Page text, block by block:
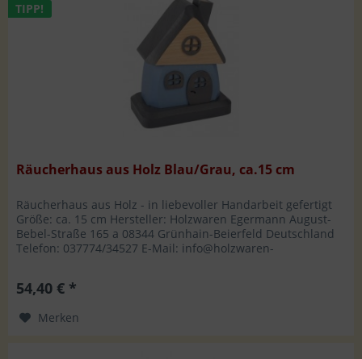
TIPP!
Räucherhaus aus Holz Blau/Grau, ca.15 cm
Räucherhaus aus Holz - in liebevoller Handarbeit gefertigt
Größe: ca. 15 cm Hersteller: Holzwaren Egermann August-
Bebel-Straße 165 a 08344 Grünhain-Beierfeld Deutschland
Telefon: 037774/34527 E-Mail: info@holzwaren-
54,40 € *
Merken